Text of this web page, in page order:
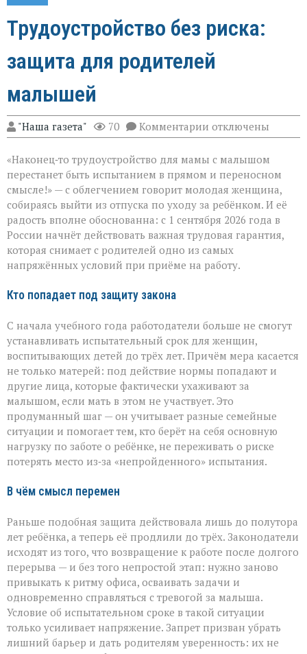
Трудоустройство без риска:
защита для родителей
малышей
"Наша газета" 70 Комментарии к
записи
без
риска:
защита
для
родителей
малышей
отключены
«Наконец‑то трудоустройство для мамы с малышом
перестанет быть испытанием в прямом и переносном
смысле!» — с облегчением говорит молодая женщина,
собираясь выйти из отпуска по уходу за ребёнком. И её
радость вполне обоснованна: с 1 сентября 2026 года в
России начнёт действовать важная трудовая гарантия,
которая снимает с родителей одно из самых
напряжённых условий при приёме на работу.
Кто попадает под защиту закона
С начала учебного года работодатели больше не смогут
устанавливать испытательный срок для женщин,
воспитывающих детей до трёх лет. Причём мера касается
не только матерей: под действие нормы попадают и
другие лица, которые фактически ухаживают за
малышом, если мать в этом не участвует. Это
продуманный шаг — он учитывает разные семейные
ситуации и помогает тем, кто берёт на себя основную
нагрузку по заботе о ребёнке, не переживать о риске
потерять место из‑за «непройденного» испытания.
В чём смысл перемен
Раньше подобная защита действовала лишь до полутора
лет ребёнка, а теперь её продлили до трёх. Законодатели
исходят из того, что возвращение к работе после долгого
перерыва — и без того непростой этап: нужно заново
привыкать к ритму офиса, осваивать задачи и
одновременно справляться с тревогой за малыша.
Условие об испытательном сроке в такой ситуации
только усиливает напряжение. Запрет призван убрать
лишний барьер и дать родителям уверенность: их не